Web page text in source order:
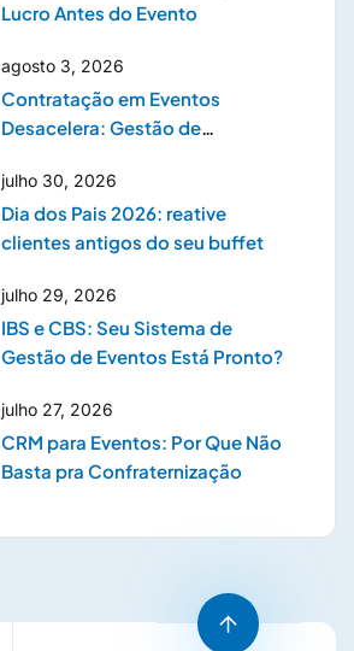
Lucro Antes do Evento
agosto 3, 2026
Contratação em Eventos
Desacelera: Gestão de
julho 30, 2026
Dia dos Pais 2026: reative
clientes antigos do seu buffet
julho 29, 2026
IBS e CBS: Seu Sistema de
Gestão de Eventos Está Pronto?
julho 27, 2026
CRM para Eventos: Por Que Não
Basta pra Confraternização